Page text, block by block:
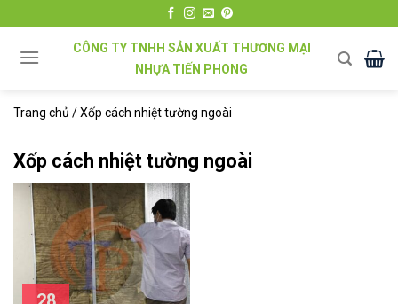
đến
CÔNG TY TNHH SẢN XUẤT THƯƠNG MẠI
NHỰA TIẾN PHONG
Trang chủ /Xốp cách nhiệt tường ngoài
Xốp cách nhiệt tường ngoài